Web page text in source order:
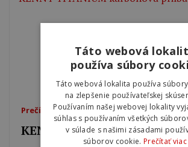
Prečítajte si tiež
KENNY TITANIUM
Táto webová
používa súbory
Táto webová lokalita používa
na zlepšenie používateľskej
Používaním našej webovej lokality
súhlas s používaním všetkých
v súlade s našimi zásadami
súborov cookie. Prečítať viac